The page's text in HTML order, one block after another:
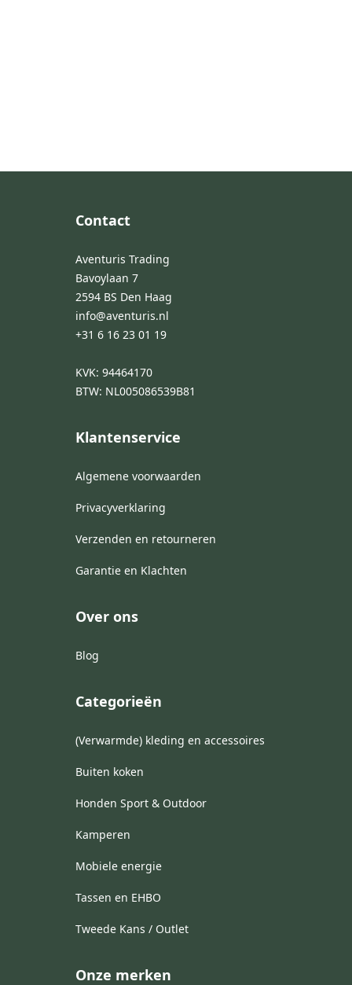
Contact
Aventuris Trading
Bavoylaan 7
2594 BS Den Haag
info@aventuris.nl
+31 6 16 23 01 19
KVK: 94464170
BTW: NL005086539B81
Klantenservice
Algemene voorwaarden
Privacyverklaring
Verzenden en retourneren
Garantie en Klachten
Over ons
Blog
Categorieën
(Verwarmde) kleding en accessoires
Buiten koken
Honden Sport & Outdoor
Kamperen
Mobiele energie
Tassen en EHBO
Tweede Kans / Outlet
Onze merken